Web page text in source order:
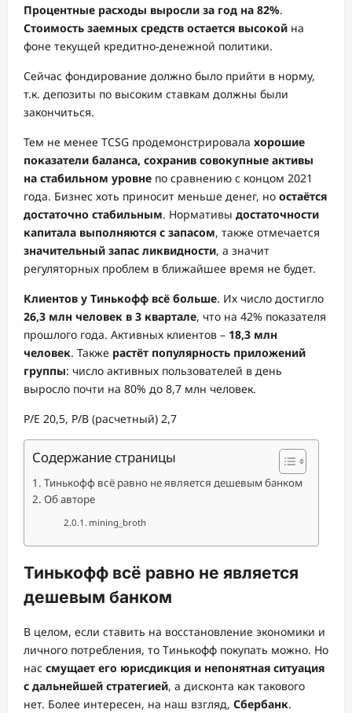
Процентные расходы выросли за год на 82%.
Стоимость заемных средств остается высокой на
фоне текущей кредитно-денежной политики.
Сейчас фондирование должно было прийти в норму,
т.к. депозиты по высоким ставкам должны были
закончиться.
Тем не менее TCSG продемонстрировала хорошие
показатели баланса, сохранив совокупные активы
на стабильном уровне по сравнению с концом 2021
года. Бизнес хоть приносит меньше денег, но остаётся
достаточно стабильным. Нормативы достаточности
капитала выполняются с запасом, также отмечается
значительный запас ликвидности, а значит
регуляторных проблем в ближайшее время не будет.
Клиентов у Тинькофф всё больше. Их число достигло
26,3 млн человек в 3 квартале, что на 42% показателя
прошлого года. Активных клиентов – 18,3 млн
человек. Также растёт популярность приложений
группы: число активных пользователей в день
выросло почти на 80% до 8,7 млн человек.
P/E 20,5, P/B (расчетный) 2,7
Содержание страницы
Тинькофф всё равно не является дешевым банком
Об авторе
mining_broth
Тинькофф всё равно не является
дешевым банком
В целом, если ставить на восстановление экономики и
личного потребления, то Тинькофф покупать можно. Но
нас смущает его юрисдикция и непонятная ситуация
с дальнейшей стратегией, а дисконта как такового
нет. Более интересен, на наш взгляд, Сбербанк.